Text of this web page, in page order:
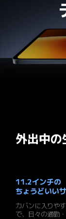
外出中の
11.2インチの
ちょうどいい
カバンに入りや
で、日々の通勤